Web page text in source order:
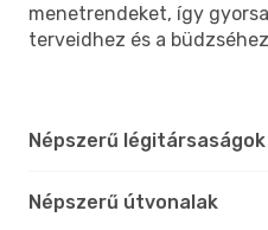
menetrendeket, így
terveidhez és a
Népszerű légitársaságok
Népszerű útvonalak